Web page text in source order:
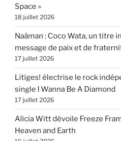
Space »
18 juillet 2026
Naâman : Coco Wata, un titre
message de paix et de
17 juillet 2026
Litiges! électrise le rock
single I Wanna Be A Diamond
17 juillet 2026
Alicia Witt dévoile Freeze
Heaven and Earth